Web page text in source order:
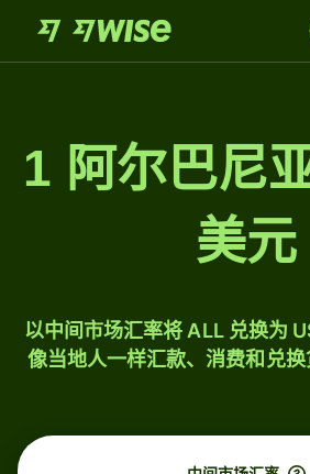
1 阿尔巴尼
美元
以中间市场汇率将 ALL 兑换为
像当地人一样汇款、消费和兑换